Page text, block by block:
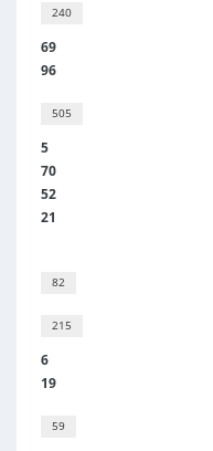
240
69
96
505
5
70
52
21
82
215
6
19
59